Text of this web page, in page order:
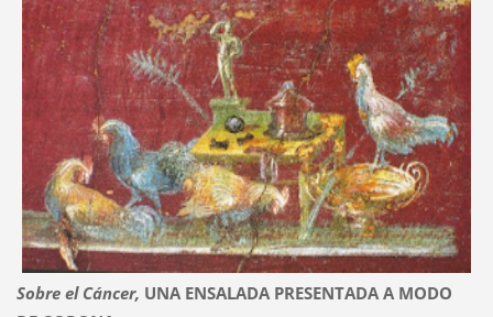
Sobreel Cáncer, UNA ENSALADA PRESENTADA A MODO